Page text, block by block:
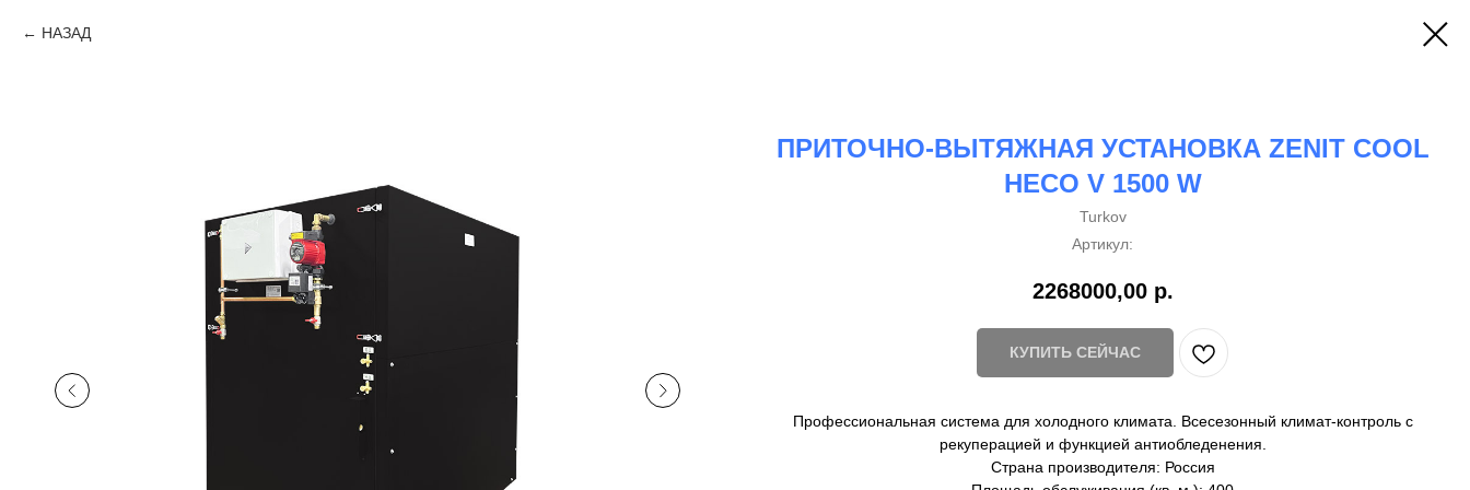
НАЗАД
ПРИТОЧНО-ВЫТЯЖНАЯ УСТАНОВКА ZENIT COOL
HECO V 1500 W
Turkov
Артикул:
2268000,00 р.
КУПИТЬ СЕЙЧАС
Профессиональная система для холодного климата. Всесезонный климат-контроль с
рекуперацией и функцией антиобледенения.
Страна производителя: Россия